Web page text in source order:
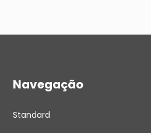
Navegação
Standard